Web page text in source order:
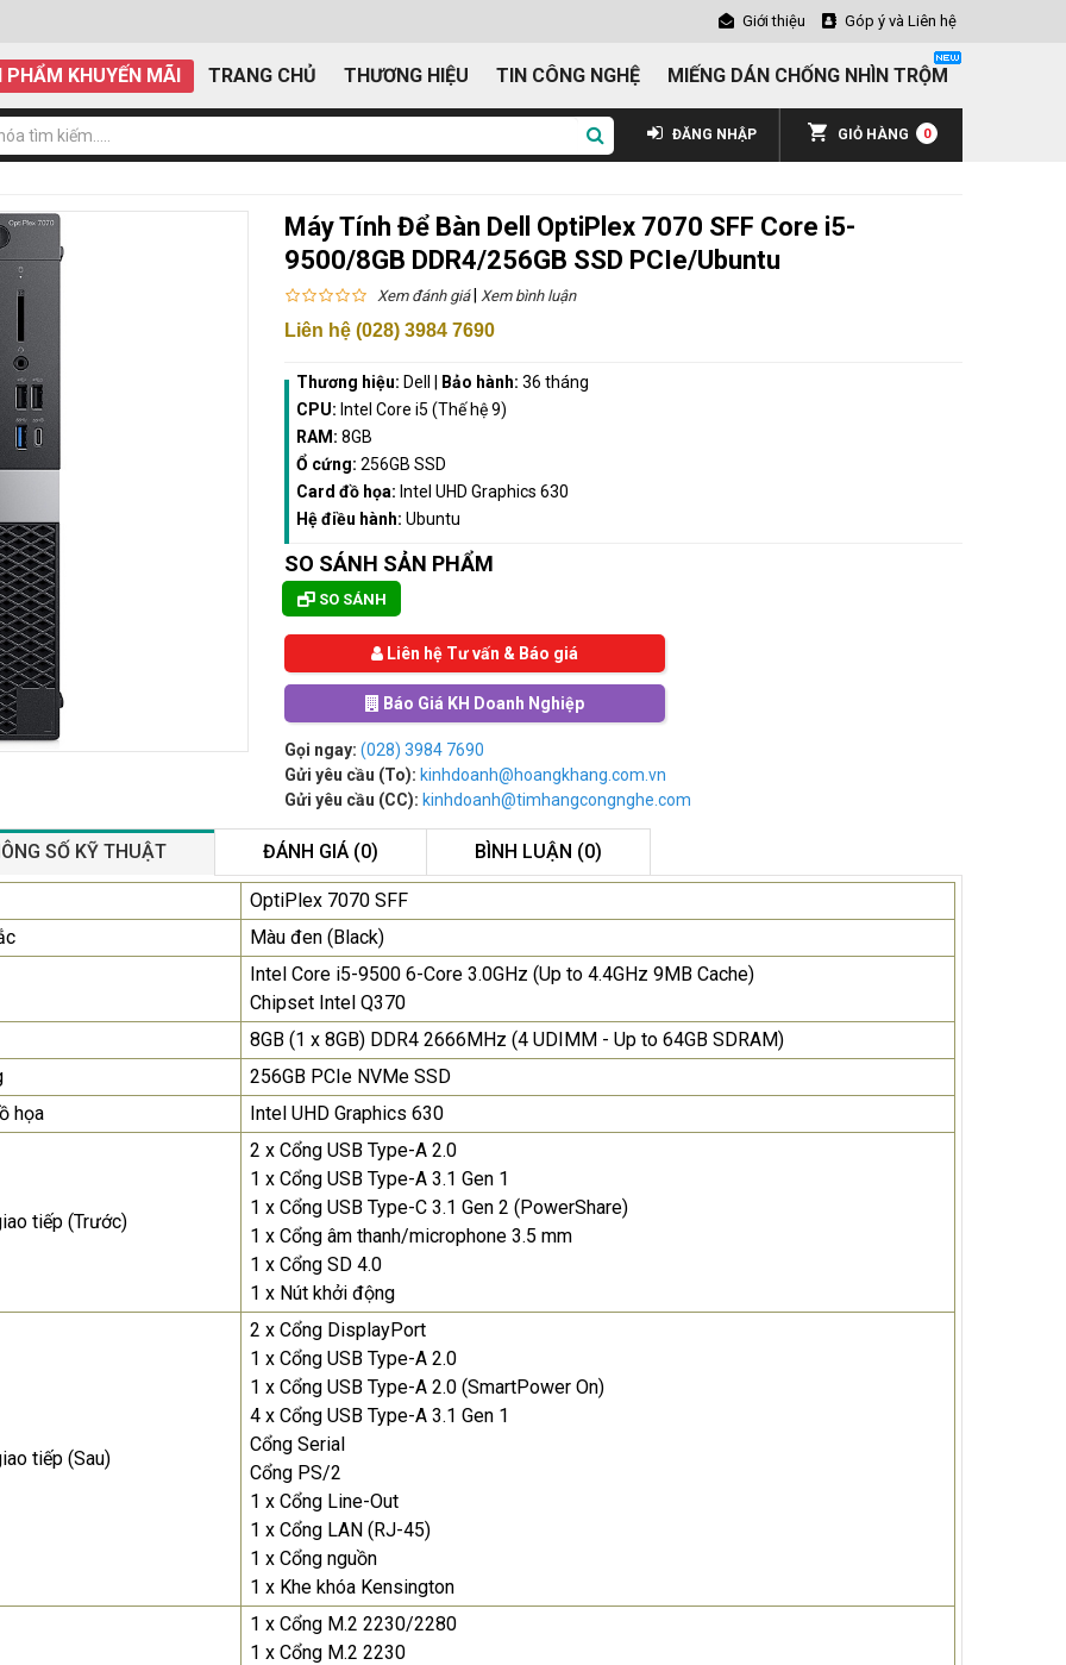
Giới thiệu Góp ý và Liên hệ
PHẨM KHUYẾN MÃI TRANG CHỦ THƯƠNG HIỆU TIN CÔNG NGHỆ MIẾNG DÁN CHỐNG NHÌN TRỘM
GIỎ HÀNG 0
ĐĂNG NHẬP
Máy Tính Để Bàn Dell OptiPlex 7070 SFF Core i5-
9500/8GB DDR4/256GB SSD PCIe/Ubuntu
Xem đánh giá| Xem bình luận
Liên hệ (028) 3984 7690
Thương hiệu: Dell Bảo hành: 36 tháng
CPU: Intel Core i5 (Thế hệ 9)
RAM: 8GB
Ổ cứng: 256GB SSD
Card đồ họa: Intel UHD Graphics 630
Hệ điều hành: Ubuntu
SO SÁNH SẢN PHẨM
SO SÁNH
Liên hệ Tư vấn & Báo giá
Báo Giá KH Doanh Nghiệp
Gọi ngay: (028) 3984 7690
Gửi yêu cầu (To): kinhdoanh@hoangkhang.com.vn
Gửi yêu cầu (CC): kinhdoanh@timhangcongnghe.com
Màn Hình Máy Tính Lenovo
D19-10 18.5"...
2.150.000₫
Màn Hình Quảng Cáo
SAMSUNG QB55R 55 I...
Liên hệ0283 9847 690
để nhận báo giá tốt
nhất
Màn Hình Quảng Cáo
SAMSUNG QH65R 65 I...
Liên hệ0283 9847 690
để nhận báo giá tốt
nhất
SỐ KỸ THUẬT ĐÁNH GIÁ (0) BÌNH LUẬN (0)
OptiPlex 7070 SFF
Màu đen (Black)
Intel Core i5-9500 6-Core 3.0GHz (Up to 4.4GHz 9MB Cache)
Chipset Intel Q370
8GB (1 x 8GB) DDR4 2666MHz (4 UDIMM - Up to 64GB SDRAM)
256GB PCIe NVMe SSD
họa
Intel UHD Graphics 630
tiếp (Trước)
2 x Cổng USB Type-A 2.0
1 x Cổng USB Type-A 3.1 Gen 1
1 x Cổng USB Type-C 3.1 Gen 2 (PowerShare)
1 x Cổng âm thanh/microphone 3.5 mm
1 x Cổng SD 4.0
1 x Nút khởi động
tiếp (Sau)
2 x Cổng DisplayPort
1 x Cổng USB Type-A 2.0
1 x Cổng USB Type-A 2.0 (SmartPower On)
4 x Cổng USB Type-A 3.1 Gen 1
Cổng Serial
Cổng PS/2
1 x Cổng Line-Out
1 x Cổng LAN (RJ-45)
1 x Cổng nguồn
1 x Khe khóa Kensington
1 x Cổng M.2 2230/2280
1 x Cổng M.2 2230